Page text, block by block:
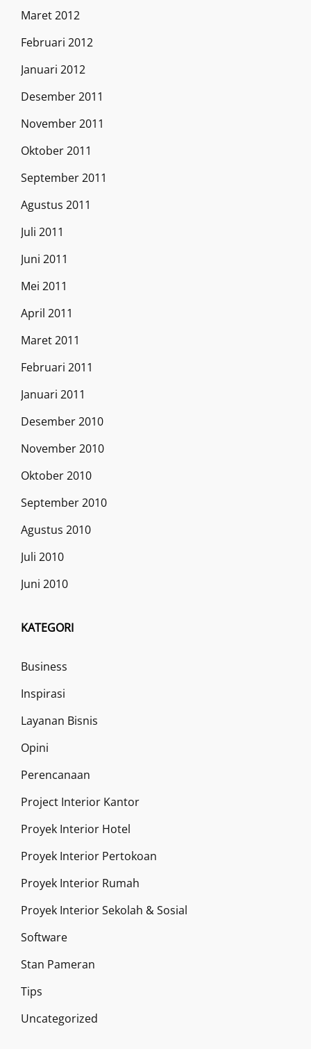
Maret 2012
Februari 2012
Januari 2012
Desember 2011
November 2011
Oktober 2011
September 2011
Agustus 2011
Juli 2011
Juni 2011
Mei 2011
April 2011
Maret 2011
Februari 2011
Januari 2011
Desember 2010
November 2010
Oktober 2010
September 2010
Agustus 2010
Juli 2010
Juni 2010
KATEGORI
Business
Inspirasi
Layanan Bisnis
Opini
Perencanaan
Project Interior Kantor
Proyek Interior Hotel
Proyek Interior Pertokoan
Proyek Interior Rumah
Proyek Interior Sekolah & Sosial
Software
Stan Pameran
Tips
Uncategorized